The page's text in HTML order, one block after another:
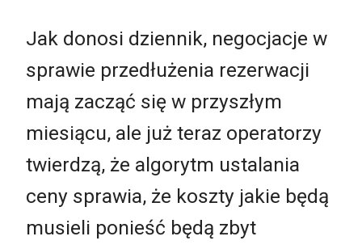
Jak donosi dziennik, negocjacje w
sprawie przedłużenia rezerwacji
mają zacząć się w przyszłym
miesiącu, ale już teraz operatorzy
twierdzą, że algorytm ustalania
ceny sprawia, że koszty jakie będą
musieli ponieść będą zbyt